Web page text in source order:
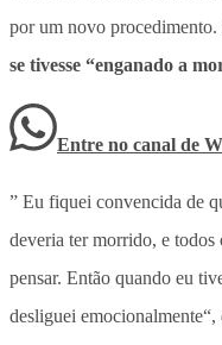
por um novo procedimento.
se tivesse “enganado a
Entre no canal de
” Eu fiquei convencida de
deveria ter morrido, e todos
pensar. Então quando eu
desliguei emocionalmente“,